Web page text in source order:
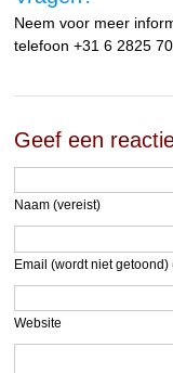
Neem voor meer
telefoon +31 6 2825
Geef een
Naam (vereist)
Email (wordt niet getoond)
Website